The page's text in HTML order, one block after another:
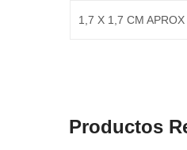
1,7 X 1,7 CM APROX
Productos